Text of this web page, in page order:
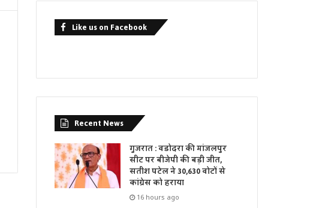
Like us on Facebook
Recent News
गुजरात : वडोदरा की मांजलपुर
सीट पर बीजेपी की बड़ी जीत,
सतीश पटेल ने 30,630 वोटों से
कांग्रेस को हराया
16 hours ago